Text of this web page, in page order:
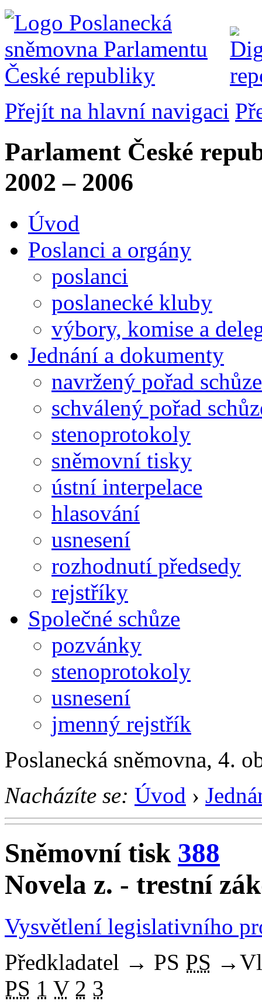
Přejít na hlavní navigaci
Parlament České
2002 – 2006
Úvod
Poslanci a orgány
poslanci
poslanecké kluby
výbory, komise a
Jednání a dokumenty
navržený pořad schůze
schválený pořad
stenoprotokoly
sněmovní tisky
ústní interpelace
hlasování
usnesení
rozhodnutí předsedy
rejstříky
Společné schůze
pozvánky
stenoprotokoly
usnesení
jmenný rejstřík
Poslanecká sněmovna, 4.
Nacházíte se: Úvod ›
Sněmovní tisk 388
Novela z. - trestní
Vysvětlení legislativního
Předkladatel → PS PS →
PS 1 V 2 3